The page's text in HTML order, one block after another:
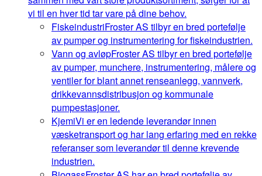
vi til en hver tid tar vare på dine behov.
FiskeindustriFroster AS tilbyr en bred portefølje
av pumper og instrumentering for fiskeindustrien.
Vann og avløpFroster AS tilbyr en bred portefølje
av pumper, munchere, instrumentering, målere og
ventiler for blant annet renseanlegg, vannverk,
drikkevannsdistribusjon og kommunale
pumpestasjoner.
KjemiVi er en ledende leverandør innen
væsketransport og har lang erfaring med en rekke
referanser som leverandør til denne krevende
industrien.